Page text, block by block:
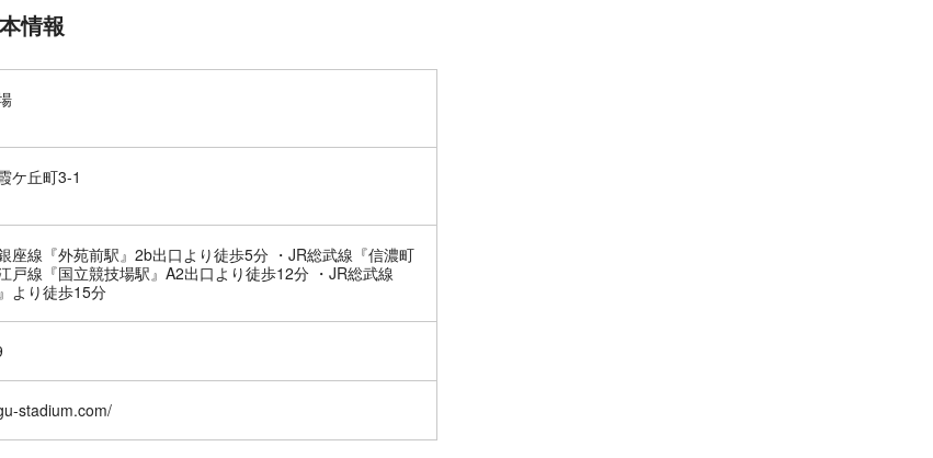
情報
ケ丘町3-1
座線『外苑前駅』2b出口より徒歩5分 ・JR総武線『信濃町
戸線『国立競技場駅』A2出口より徒歩12分 ・JR総武線
より徒歩15分
stadium.com/